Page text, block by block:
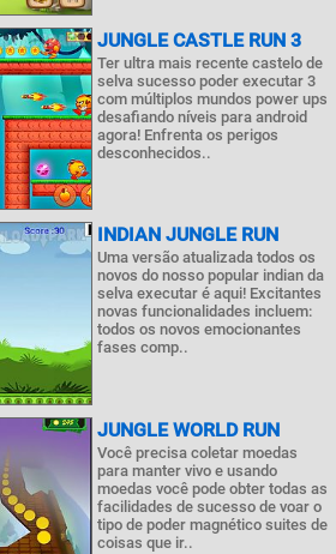
JUNGLE CASTLE RUN 3
Ter ultra mais recente castelo de
selva sucesso poder executar 3
com múltiplos mundos power ups
desafiando níveis para android
agora! Enfrenta os perigos
desconhecidos..
INDIAN JUNGLE RUN
Uma versão atualizada todos os
novos do nosso popular indian da
selva executar é aqui! Excitantes
novas funcionalidades incluem:
todos os novos emocionantes
fases comp..
JUNGLE WORLD RUN
Você precisa coletar moedas
para manter vivo e usando
moedas você pode obter todas as
facilidades de sucesso de voar o
tipo de poder magnético suites de
coisas que ir..